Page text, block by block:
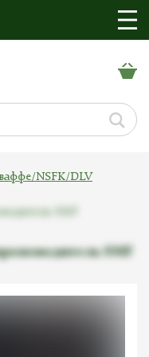
NSFK/DLV
SMF